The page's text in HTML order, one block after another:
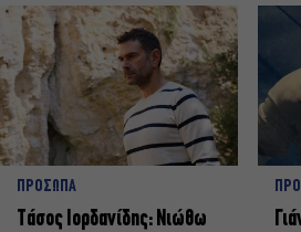
ΠΡΟΣΩΠΑ
Tάσος Ιορδανίδης: Νιώθω